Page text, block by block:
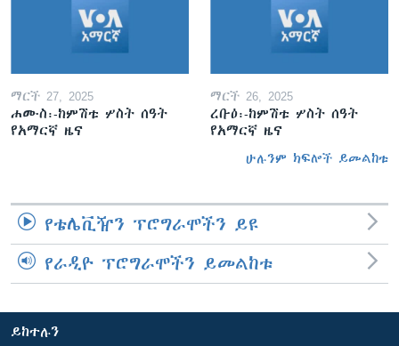
ማርች 27, 2025
ሐሙስ፡-ከምሽቱ ሦስት ሰዓት
የአማርኛ ዜና
ማርች 26, 2025
ረቡዕ፡-ከምሽቱ ሦስት ሰዓት
የአማርኛ ዜና
ሁሉንም ክፍሎች ይመልከቱ
የቴሌቪዥን ፕሮግራሞችን ይዩ
የራዲዮ ፕሮግራሞችን ይመልከቱ
ይከተሉን